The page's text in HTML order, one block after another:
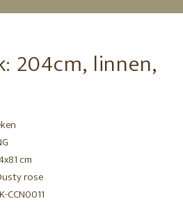
204cm, linnen,
cm
rose
CCN0011